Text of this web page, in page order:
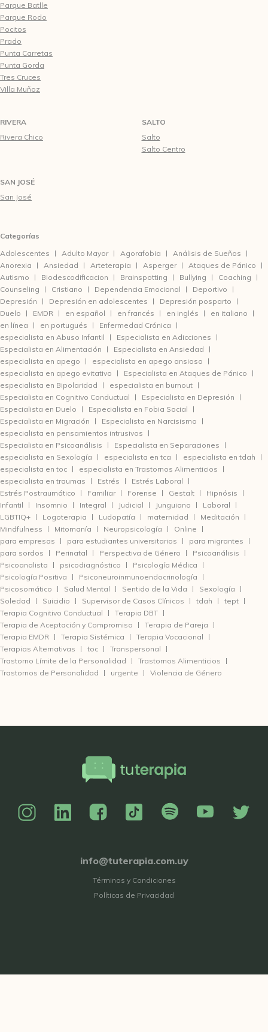
Parque Batlle
Parque Rodo
Pocitos
Prado
Punta Carretas
Punta Gorda
Tres Cruces
Villa Muñoz
RIVERA
Rivera Chico
SALTO
Salto
Salto Centro
SAN JOSÉ
San José
Categorías
Adolescentes
Adulto Mayor Agorafobia
Análisis de Sueños
Anorexia
Ansiedad Arteterapia Asperger
Ataques de Pánico
Autismo
Biodescodificacion Brainspotting Bullying
Coaching
Counseling
Cristiano Dependencia Emocional
Deportivo
Depresión
Depresión en adolescentes
Depresión posparto
Duelo
EMDR en español en francés en inglés
en italiano
en línea
en portugués
Enfermedad Crónica
especialista en Abuso Infantil
Especialista en Adicciones
Especialista en Alimentación
Especialista en Ansiedad
especialista en apego
especialista en apego ansioso
especialista en apego evitativo
Especialista en Ataques de Pánico
especialista en Bipolaridad
especialista en burnout
Especialista en Cognitivo Conductual
Especialista en Depresión
Especialista en Duelo
Especialista en Fobia Social
Especialista en Migración
Especialista en Narcisismo
especialista en pensamientos intrusivos
Especialista en Psicoanálisis
Especialista en Separaciones
especialista en Sexología
especialista en tca
especialista en tdah
especialista en toc
especialista en Trastornos Alimenticios
especialista en traumas
Estrés
Estrés Laboral
Estrés Postraumático
Familiar Forense Gestalt
Hipnósis
Infantil
Insomnio Integral Judicial Junguiano
Laboral
LGBTIQ+
Logoterapia Ludopatía maternidad
Meditación
Mindfulness
Mitomanía Neuropsicología
Online
para empresas
para estudiantes universitarios
para migrantes
para sordos
Perinatal Perspectiva de Género
Psicoanálisis
Psicoanalista
psicodiagnóstico
Psicología Médica
Psicología Positiva
Psiconeuroinmunoendocrinología
Psicosomático
Salud Mental Sentido de la Vida
Sexología
Soledad
Suicidio Supervisor de Casos Clínicos tdah
tept
Terapia Cognitivo Conductual
Terapia DBT
Terapia de Aceptación y Compromiso
Terapia de Pareja
Terapia EMDR
Terapia Sistémica
Terapia Vocacional
Terapias Alternativas
toc
Transpersonal
Trastorno Límite de la Personalidad
Trastornos Alimenticios
Trastornos de Personalidad
urgente Violencia de Género
info@tuterapia.com.uy
Términos y Condiciones
Políticas de Privacidad